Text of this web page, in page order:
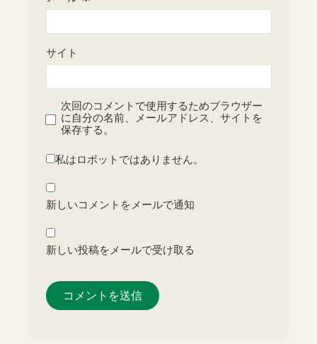
サイト
次回のコメントで使用するためブラウザー
に自分の名前、メールアドレス、サイトを
保存する。
私はロボットではありません。
新しいコメントをメールで通知
新しい投稿をメールで受け取る